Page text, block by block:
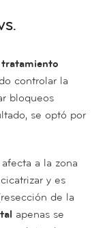
tratamiento
controlar la
bloqueos
se optó por
a la zona
y es
de la
apenas se